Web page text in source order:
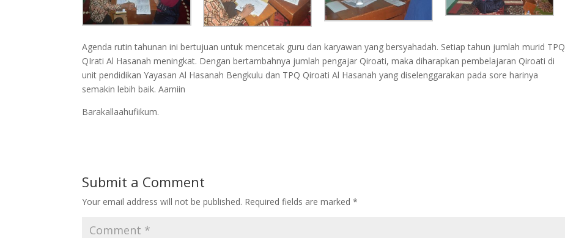
Agenda rutin tahunan ini bertujuan untuk mencetak guru dan karyawan yang bersyahadah. Setiap tahun jumlah murid TPQ
QIrati Al Hasanah meningkat. Dengan bertambahnya jumlah pengajar Qiroati, maka diharapkan pembelajaran Qiroati di
unit pendidikan Yayasan Al Hasanah Bengkulu dan TPQ Qiroati Al Hasanah yang diselenggarakan pada sore harinya
semakin lebih baik. Aamiin
Barakallaahufiikum.
Submit a Comment
Your email address will not be published. Required fields are marked*